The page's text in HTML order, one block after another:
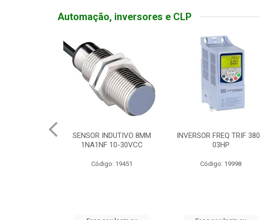
Automação, inversores e CLP
INVERSOR FREQ TRIF 380V
03HP
Código: 19998
BOTOEIRA ELETRONICA
SOFT SWITCH
Código: 2453